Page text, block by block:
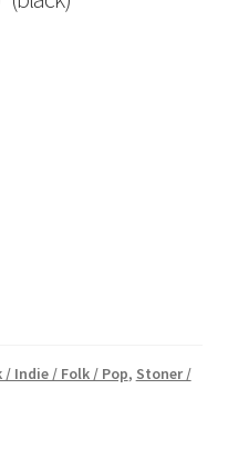
/ Indie / Folk / Pop, Stoner /